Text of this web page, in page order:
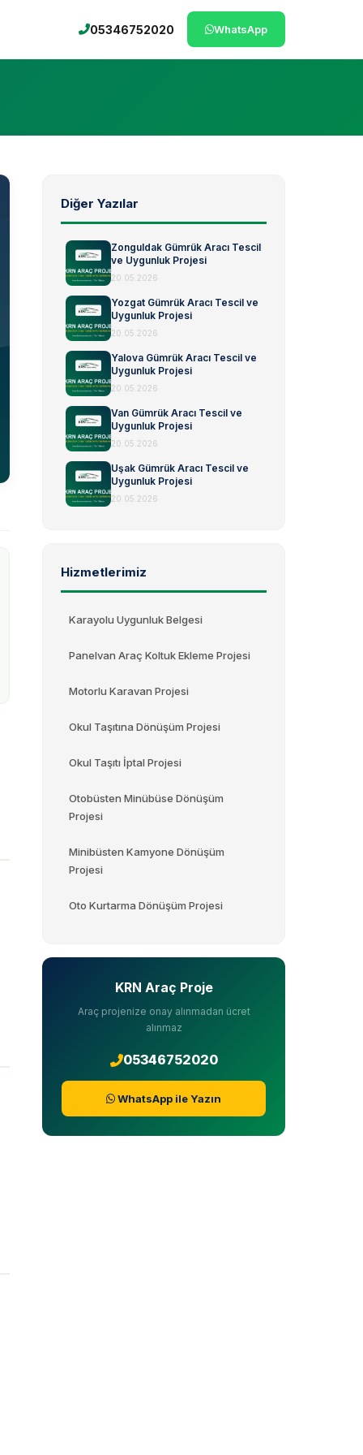
05346752020 WhatsApp
Diğer Yazılar
Zonguldak Gümrük Aracı Tescil
ve Uygunluk Projesi
20.05.2026
Yozgat Gümrük Aracı Tescil ve
Uygunluk Projesi
20.05.2026
Yalova Gümrük Aracı Tescil ve
Uygunluk Projesi
20.05.2026
Van Gümrük Aracı Tescil ve
Uygunluk Projesi
20.05.2026
Uşak Gümrük Aracı Tescil ve
Uygunluk Projesi
20.05.2026
Hizmetlerimiz
Karayolu Uygunluk Belgesi
Panelvan Araç Koltuk Ekleme Projesi
Motorlu Karavan Projesi
Okul Taşıtına Dönüşüm Projesi
Okul Taşıtı İptal Projesi
Otobüsten Minübüse Dönüşüm
Projesi
Minibüsten Kamyone Dönüşüm
Projesi
Oto Kurtarma Dönüşüm Projesi
KRN Araç Proje
Araç projenize onay alınmadan ücret
alınmaz
05346752020
WhatsApp ile Yazın